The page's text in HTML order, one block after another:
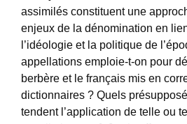
assimilés constituent une
enjeux de la dénomination en
l’idéologie et la politique de
appellations emploie-t-on pour
berbère et le français mis en
dictionnaires ? Quels
tendent l’application de telle ou